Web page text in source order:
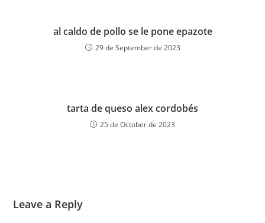
al caldo de pollo se le pone epazote
29 de September de 2023
tarta de queso alex cordobés
25 de October de 2023
Leave a Reply